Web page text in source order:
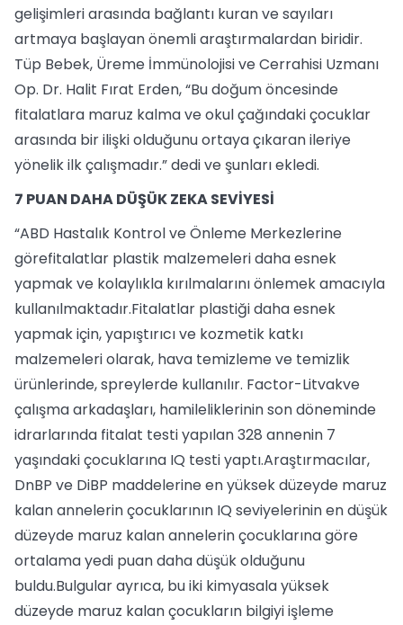
gelişimleri arasında bağlantı kuran ve sayıları
artmaya başlayan önemli araştırmalardan biridir.
Tüp Bebek, Üreme İmmünolojisi ve Cerrahisi Uzmanı
Op. Dr. Halit Fırat Erden, “Bu doğum öncesinde
fitalatlara maruz kalma ve okul çağındaki çocuklar
arasında bir ilişki olduğunu ortaya çıkaran ileriye
yönelik ilk çalışmadır.” dedi ve şunları ekledi.
7 PUAN DAHA DÜŞÜK ZEKA SEVİYESİ
“ABD Hastalık Kontrol ve Önleme Merkezlerine
görefitalatlar plastik malzemeleri daha esnek
yapmak ve kolaylıkla kırılmalarını önlemek amacıyla
kullanılmaktadır.Fitalatlar plastiği daha esnek
yapmak için, yapıştırıcı ve kozmetik katkı
malzemeleri olarak, hava temizleme ve temizlik
ürünlerinde, spreylerde kullanılır. Factor-Litvakve
çalışma arkadaşları, hamileliklerinin son döneminde
idrarlarında fitalat testi yapılan 328 annenin 7
yaşındaki çocuklarına IQ testi yaptı.Araştırmacılar,
DnBP ve DiBP maddelerine en yüksek düzeyde maruz
kalan annelerin çocuklarının IQ seviyelerinin en düşük
düzeyde maruz kalan annelerin çocuklarına göre
ortalama yedi puan daha düşük olduğunu
buldu.Bulgular ayrıca, bu iki kimyasala yüksek
düzeyde maruz kalan çocukların bilgiyi işleme